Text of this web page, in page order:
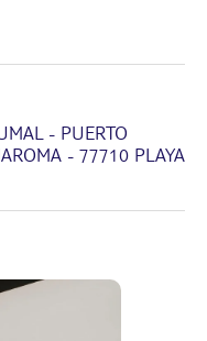
- PUERTO
- 77710 PLAYA